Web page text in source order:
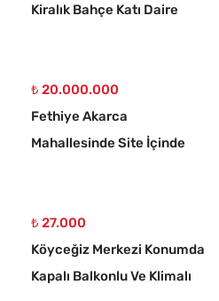
Kiralık Bahçe Katı Daire
₺ 20.000.000
Fethiye Akarca
Mahallesinde Site İçinde
₺ 27.000
Köyceğiz Merkezi Konumda
Kapalı Balkonlu Ve Klimalı